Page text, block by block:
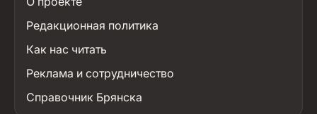
Редакционная политика
Как нас читать
Реклама и сотрудничество
Справочник Брянска